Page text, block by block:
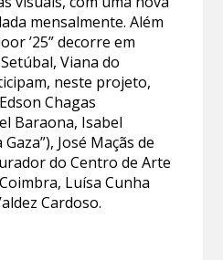
mensalmente. Além
’25” decorre em
Viana do
neste projeto,
Chagas
Baraona, Isabel
José Maçãs de
do Centro de Arte
Luísa Cunha
Cardoso.